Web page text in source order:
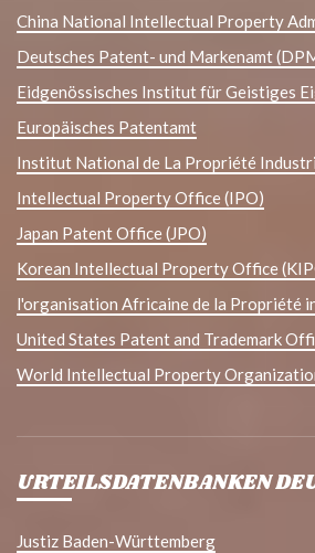
China National Intellectual Property
Deutsches Patent- und Markenamt
Eidgenössisches Institut für Geistiges
Europäisches Patentamt
Institut National de La Propriété
Intellectual Property Office (IPO)
Japan Patent Office (JPO)
Korean Intellectual Property Office
l'organisation Africaine de la Propriété
United States Patent and Trademark
World Intellectual Property
URTEILSDATENBANKEN
Justiz Baden-Württemberg